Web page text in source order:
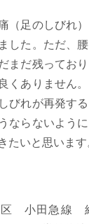
（足のしびれ
した。ただ、
まだ残ってお
くありません
びれが再発す
ならないよう
たいと思います
区 小田急線